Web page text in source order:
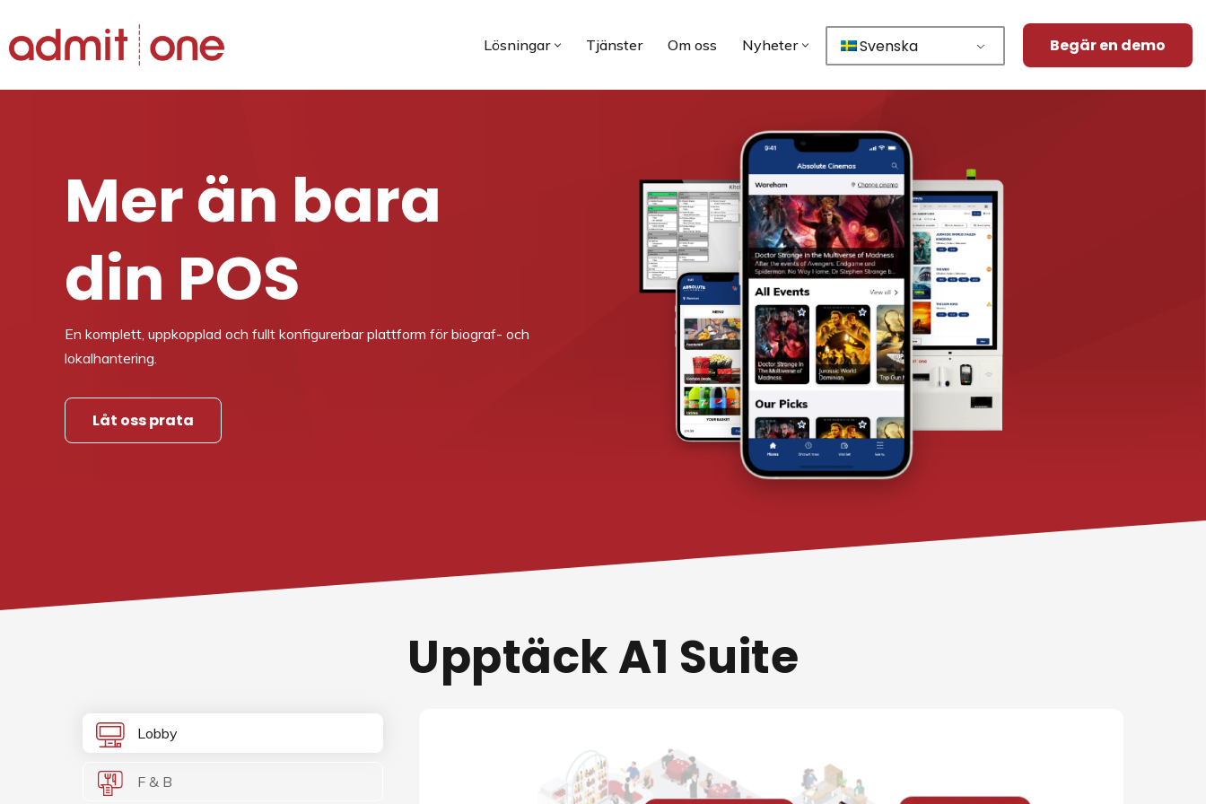
Hoppa
Lösningar Tjänster Om oss Nyheter Svenska Begär en demo
Mer än bara
din POS
En komplett, uppkopplad och fullt konfigurerbar plattform för biograf- och
lokalhantering.
Låt oss prata
Upptäck A1 Suite
Lobby
F & B